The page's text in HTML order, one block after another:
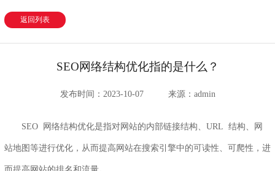
返回列表
SEO网络结构优化指的是什么？
发布时间：2023-10-07 来源：admin
SEO 网络结构优化是指对网站的内部链接结构、URL 结构、网
站地图等进行优化，从而提高网站在搜索引擎中的可读性、可爬性，进